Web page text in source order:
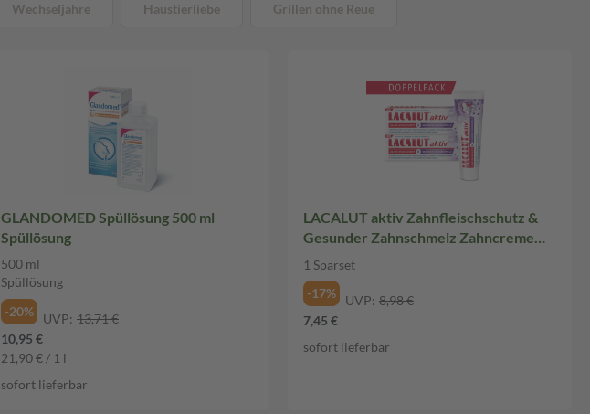
Wechseljahre Haustierliebe Grillen ohne Reue
GLANDOMED Spüllösung 500 ml
Spüllösung
500 ml
Spüllösung
-20%
UVP: 13,71 €
10,95 €
21,90 € / 1 l
sofort lieferbar
LACALUT aktiv Zahnfleischschutz &
Gesunder Zahnschmelz Zahncreme
Doppelpack 1 Sparset
1 Sparset
-17%
UVP: 8,98 €
7,45 €
sofort lieferbar